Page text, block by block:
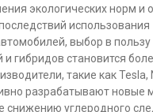
экологических норм и
использования
выбор в пользу
гибридов становится
такие как Tesla,
разрабатывают новые
снижению углеродного